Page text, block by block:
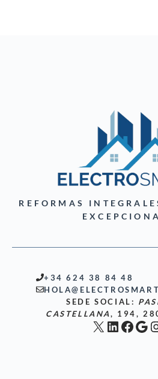
REFORMAS
+34 624 38 84 48
SEDE SOCIAL:
CASTELLANA, 194,
X LinkedIn